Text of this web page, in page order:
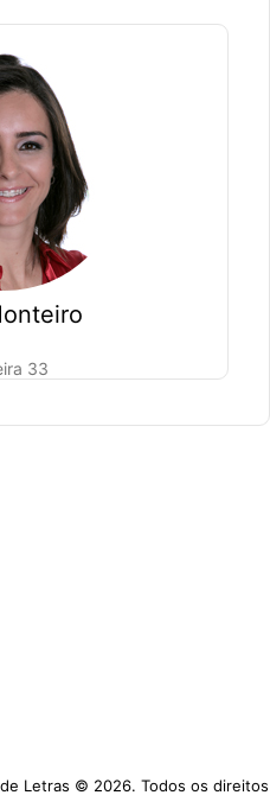
33
Letras © 2026. Todos os direitos